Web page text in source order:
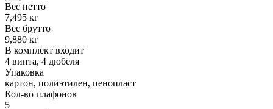
Вес нетто
7,495 кг
Вес брутто
9,880 кг
В комплект входит
4 винта, 4 дюбеля
Упаковка
картон, полиэтилен, пенопласт
Кол-во плафонов
5